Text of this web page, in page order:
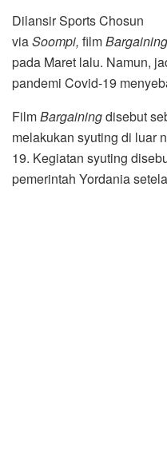
Dilansir Sports Chosun
viaSoompi, filmBargaining
pada Maret lalu. Namun,
pandemi Covid-19
FilmBargainingdisebut
melakukan syuting di luar
19. Kegiatan syuting
pemerintah Yordania